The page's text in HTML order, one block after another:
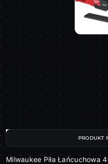
Milwaukee Piła Łańcuchowa
PRODUKT